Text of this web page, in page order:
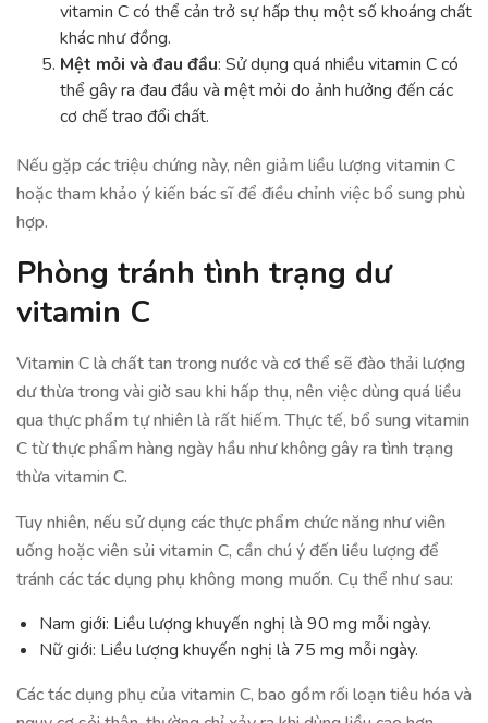
vitamin C có thể cản trở sự hấp thụ một số khoáng chất
khác như đồng.
Mệt mỏi và đau đầu: Sử dụng quá nhiều vitamin C có
thể gây ra đau đầu và mệt mỏi do ảnh hưởng đến các
cơ chế trao đổi chất.
Nếu gặp các triệu chứng này, nên giảm liều lượng vitamin C
hoặc tham khảo ý kiến bác sĩ để điều chỉnh việc bổ sung phù
hợp.
Phòng tránh tình trạng dư
vitamin C
Vitamin C là chất tan trong nước và cơ thể sẽ đào thải lượng
dư thừa trong vài giờ sau khi hấp thụ, nên việc dùng quá liều
qua thực phẩm tự nhiên là rất hiếm. Thực tế, bổ sung vitamin
C từ thực phẩm hàng ngày hầu như không gây ra tình trạng
thừa vitamin C.
Tuy nhiên, nếu sử dụng các thực phẩm chức năng như viên
uống hoặc viên sủi vitamin C, cần chú ý đến liều lượng để
tránh các tác dụng phụ không mong muốn. Cụ thể như sau:
Nam giới: Liều lượng khuyến nghị là 90 mg mỗi ngày.
Nữ giới: Liều lượng khuyến nghị là 75 mg mỗi ngày.
Các tác dụng phụ của vitamin C, bao gồm rối loạn tiêu hóa và